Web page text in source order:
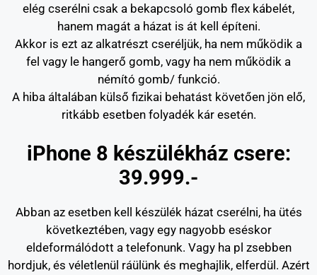
elég cserélni csak a bekapcsoló gomb flex kábelét,
hanem magát a házat is át kell építeni.
Akkor is ezt az alkatrészt cseréljük, ha nem működik a
fel vagy le hangerő gomb, vagy ha nem működik a
némító gomb/ funkció.
A hiba általában külső fizikai behatást követően jön elő,
ritkább esetben folyadék kár esetén.
iPhone 8 készülékház csere:
39.999.-
Abban az esetben kell készülék házat cserélni, ha ütés
következtében, vagy egy nagyobb eséskor
eldeformálódott a telefonunk. Vagy ha pl zsebben
hordjuk, és véletlenül ráülünk és meghajlik, elferdül. Azért